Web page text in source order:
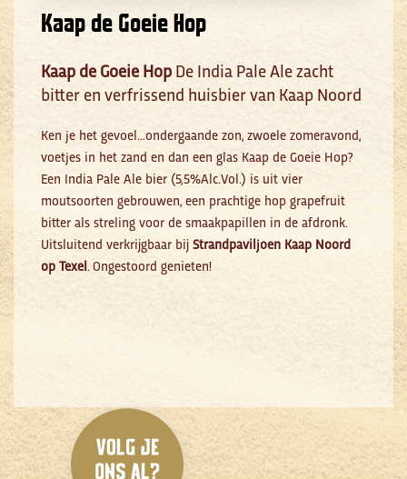
Kaap de Goeie Hop
Kaap de Goeie HopDe India Pale Ale zacht
bitter en verfrissend huisbier van Kaap Noord
Ken je het gevoel…ondergaande zon, zwoele zomeravond,
voetjes in het zand en dan een glas Kaap de Goeie Hop?
Een India Pale Ale bier (5,5%Alc.Vol.) is uit vier
moutsoorten gebrouwen, een prachtige hop grapefruit
bitter als streling voor de smaakpapillen in de afdronk.
Uitsluitend verkrijgbaar bij Strandpaviljoen Kaap Noord
op Texel. Ongestoord genieten!